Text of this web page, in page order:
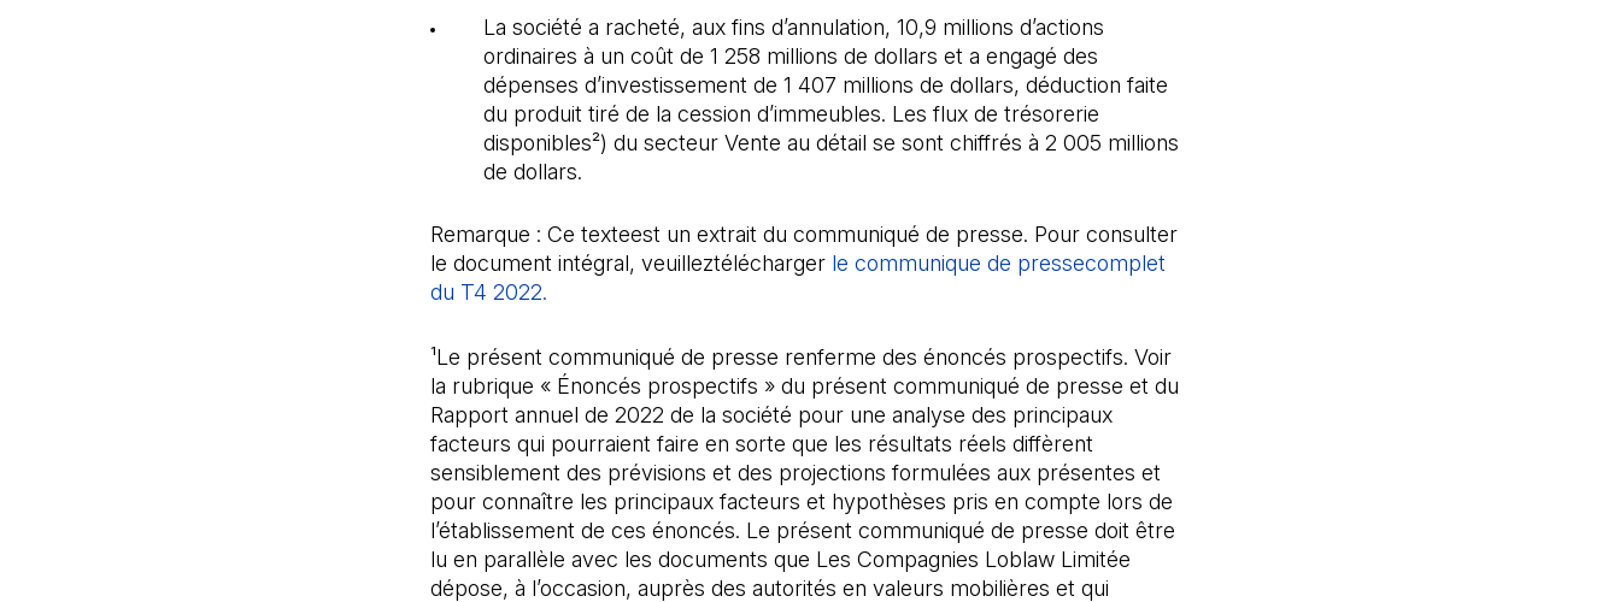
La société a racheté, aux fins d’annulation, 10,9 millions d’actions
ordinaires à un coût de 1 258 millions de dollars et a engagé des
dépenses d’investissement de 1 407 millions de dollars, déduction faite
du produit tiré de la cession d’immeubles. Les flux de trésorerie
disponibles²) du secteur Vente au détail se sont chiffrés à 2 005 millions
de dollars.
Remarque : Ce texteest un extrait du communiqué de presse. Pour consulter
le document intégral, veuilleztélécharger le communique de pressecomplet
du T4 2022.
¹Le présent communiqué de presse renferme des énoncés prospectifs. Voir
la rubrique « Énoncés prospectifs » du présent communiqué de presse et du
Rapport annuel de 2022 de la société pour une analyse des principaux
facteurs qui pourraient faire en sorte que les résultats réels diffèrent
sensiblement des prévisions et des projections formulées aux présentes et
pour connaître les principaux facteurs et hypothèses pris en compte lors de
l’établissement de ces énoncés. Le présent communiqué de presse doit être
lu en parallèle avec les documents que Les Compagnies Loblaw Limitée
dépose, à l’occasion, auprès des autorités en valeurs mobilières et qui